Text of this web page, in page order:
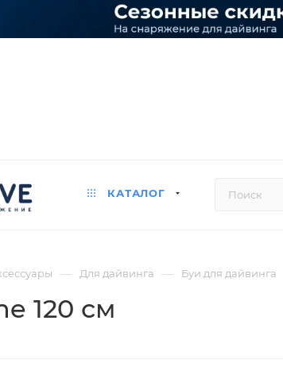
КАТАЛОГ
— Для дайвинга — Буи для дайвинга
120 см